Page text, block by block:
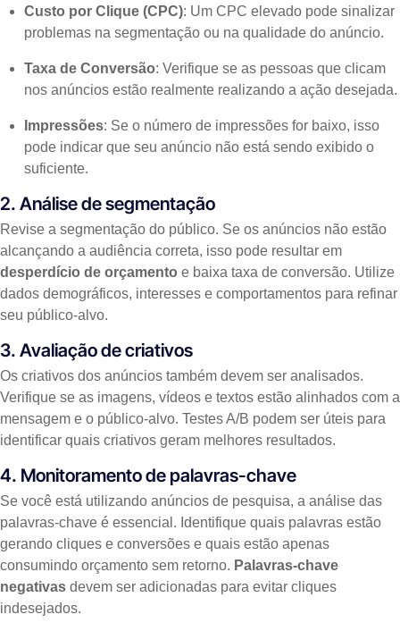
Custo por Clique (CPC): Um CPC elevado pode sinalizar
problemas na segmentação ou na qualidade do anúncio.
Taxa de Conversão: Verifique se as pessoas que clicam
nos anúncios estão realmente realizando a ação desejada.
Impressões: Se o número de impressões for baixo, isso
pode indicar que seu anúncio não está sendo exibido o
suficiente.
2. Análise de segmentação
Revise a segmentação do público. Se os anúncios não estão
alcançando a audiência correta, isso pode resultar em
desperdício de orçamento e baixa taxa de conversão. Utilize
dados demográficos, interesses e comportamentos para refinar
seu público-alvo.
3. Avaliação de criativos
Os criativos dos anúncios também devem ser analisados.
Verifique se as imagens, vídeos e textos estão alinhados com a
mensagem e o público-alvo. Testes A/B podem ser úteis para
identificar quais criativos geram melhores resultados.
4. Monitoramento de palavras-chave
Se você está utilizando anúncios de pesquisa, a análise das
palavras-chave é essencial. Identifique quais palavras estão
gerando cliques e conversões e quais estão apenas
consumindo orçamento sem retorno. Palavras-chave
negativas devem ser adicionadas para evitar cliques
indesejados.